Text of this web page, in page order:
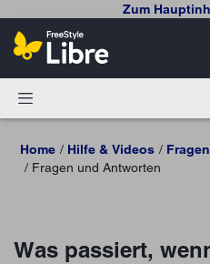
Zum
Home Hilfe & Videos
Fragen und Antworten
Was passiert,